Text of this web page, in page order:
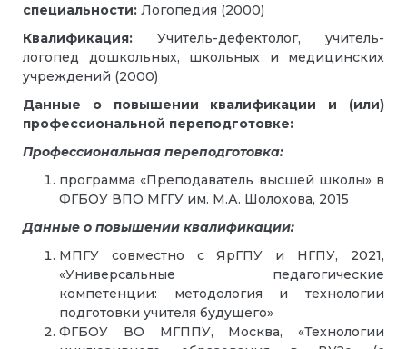
специальности: Логопедия (2000)
Квалификация: Учитель-дефектолог, учитель-
логопед дошкольных, школьных и медицинских
учреждений (2000)
Данные о повышении квалификации и (или)
профессиональной переподготовке:
Профессиональная переподготовка:
программа «Преподаватель высшей школы» в
ФГБОУ ВПО МГГУ им. М.А. Шолохова, 2015
Данные о повышении квалификации:
МПГУ совместно с ЯрГПУ и НГПУ, 2021,
«Универсальные педагогические
компетенции: методология и технологии
подготовки учителя будущего»
ФГБОУ ВО МГППУ, Москва, «Технологии